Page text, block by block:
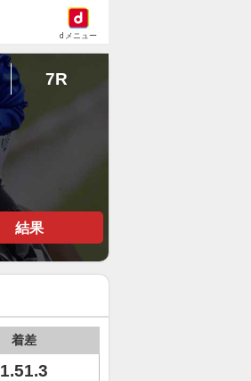
dメニュー
7R
結果
着差
1.51.3